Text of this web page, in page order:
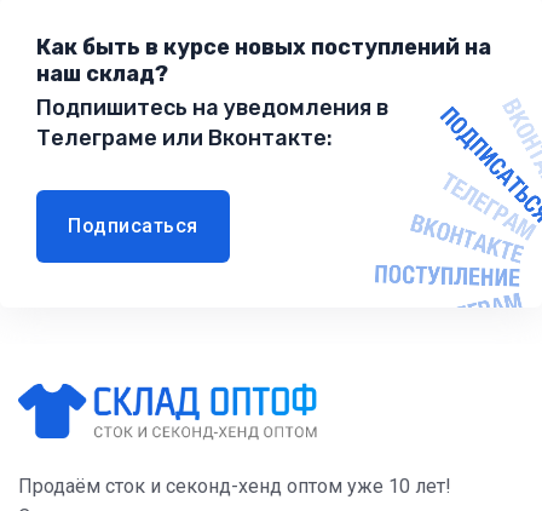
Как быть в курсе новых поступлений на
наш склад?
Подпишитесь на уведомления в
Телеграме или Вконтакте:
Подписаться
Продаём сток и секонд-хенд оптом уже 10 лет!